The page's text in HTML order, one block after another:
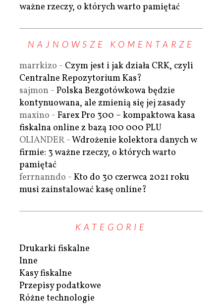
ważne rzeczy, o których warto pamiętać
NAJNOWSZE KOMENTARZE
marrkizo - Czym jest i jak działa CRK, czyli
Centralne Repozytorium Kas?
sajmon - Polska Bezgotówkowa będzie
kontynuowana, ale zmienią się jej zasady
maxino - Farex Pro 300 – kompaktowa kasa
fiskalna online z bazą 100 000 PLU
OLIANDER-Wdrożenie kolektora danych w
firmie: 3 ważne rzeczy, o których warto
pamiętać
ferrnanndo - Kto do 30 czerwca 2021 roku
musi zainstalować kasę online?
KATEGORIE
Drukarki fiskalne
Inne
Kasy fiskalne
Przepisy podatkowe
Różne technologie